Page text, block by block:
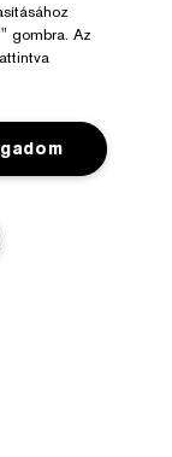
gombra. Az